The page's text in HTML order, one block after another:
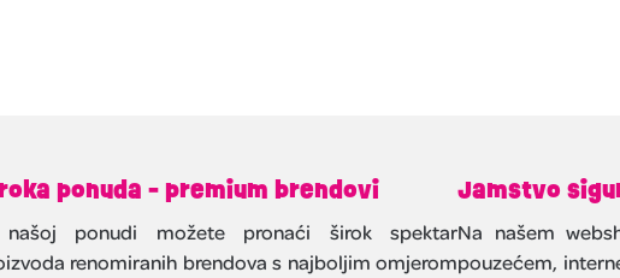
ponuda - premium brendovi
ponudi možete pronaći širok spektar
renomiranih brendova s najboljim omjerom
Jamstvo
Na našem
pouzećem,